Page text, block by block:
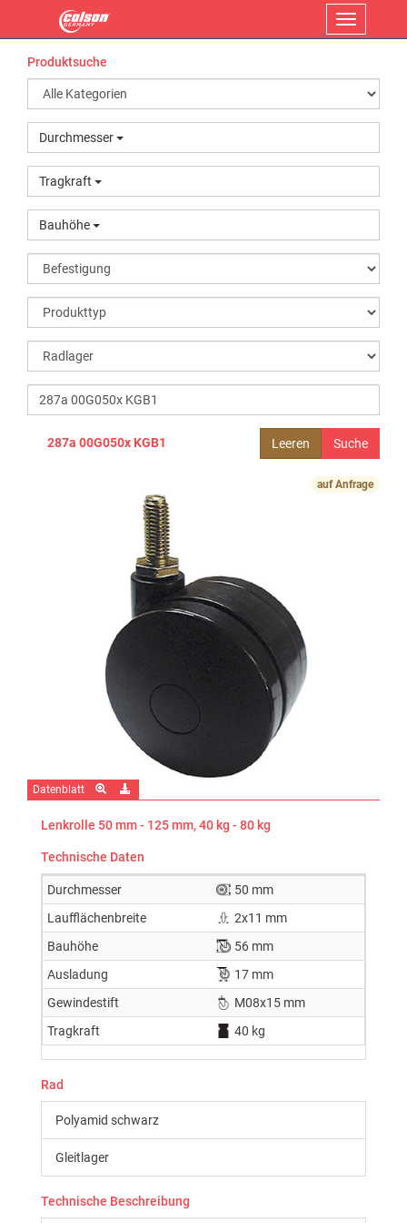
Menü
Produktsuche
Durchmesser
Tragkraft
Bauhöhe
Leeren
287a 00G050x KGB1
auf Anfrage
Datenblatt
Lenkrolle 50 mm - 125 mm, 40 kg - 80 kg
Technische Daten
Durchmesser
50 mm
Laufflächenbreite
2x11 mm
Bauhöhe
56 mm
Ausladung
17 mm
Gewindestift
M08x15 mm
Tragkraft
40 kg
Rad
Polyamid schwarz
Gleitlager
Technische Beschreibung